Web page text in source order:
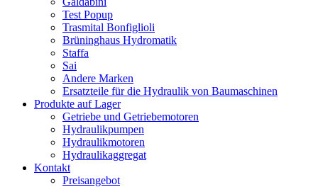
Test Popup
Trasmital Bonfiglioli
Brüninghaus Hydromatik
Staffa
Sai
Andere Marken
Ersatzteile für die Hydraulik von Baumaschinen
Produkte auf Lager
Getriebe und Getriebemotoren
Hydraulikpumpen
Hydraulikmotoren
Hydraulikaggregat
Kontakt
Preisangebot